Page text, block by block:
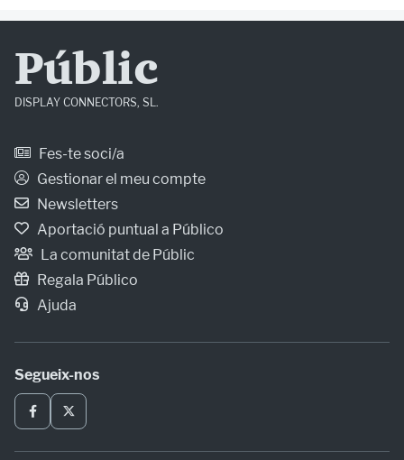
Públic
DISPLAY CONNECTORS, SL.
Fes-te soci/a
Gestionar el meu compte
Newsletters
Aportació puntual a Público
La comunitat de Públic
Regala Público
Ajuda
Segueix-nos